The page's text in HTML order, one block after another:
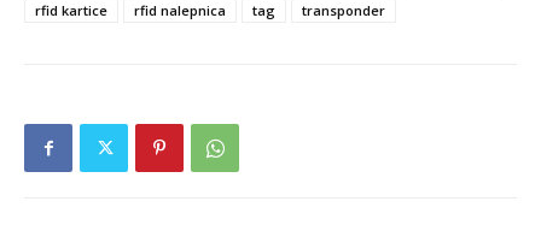
rfid kartice
rfid nalepnica tag transponder